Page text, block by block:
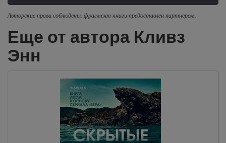
Авторские права соблюдены, фрагмент книги предоставлен партнером.
Еще от автора Кливз
Энн